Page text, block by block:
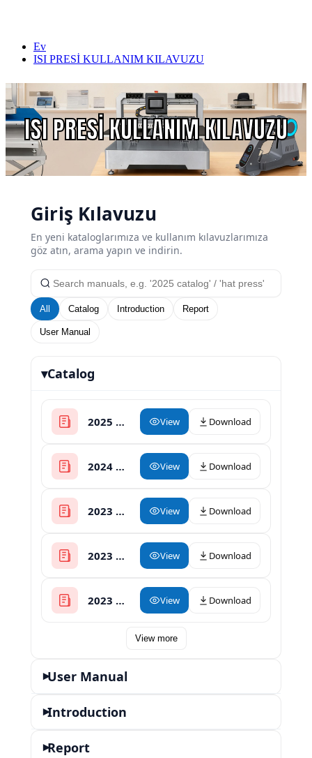
Ev
ISI PRESİ KULLANIM KILAVUZU
ISI PRESİ KULLANIM KILAVUZU
Giriş Kılavuzu
En yeni kataloglarımıza ve kullanım kılavuzlarımıza
göz atın, arama yapın ve indirin.
All Catalog Introduction Report
User Manual
▾Catalog
2025 XinHong Heat Press Catalogue View Download
2024 Heat Press Catalogue View Download
2023 Heat Press Catalog View Download
2023 Herbal Oil Infuser with Decarboxylator View Download
2023 Rosin Press Catalog View Download
View more
▾User Manual
▾Introduction
▾Report